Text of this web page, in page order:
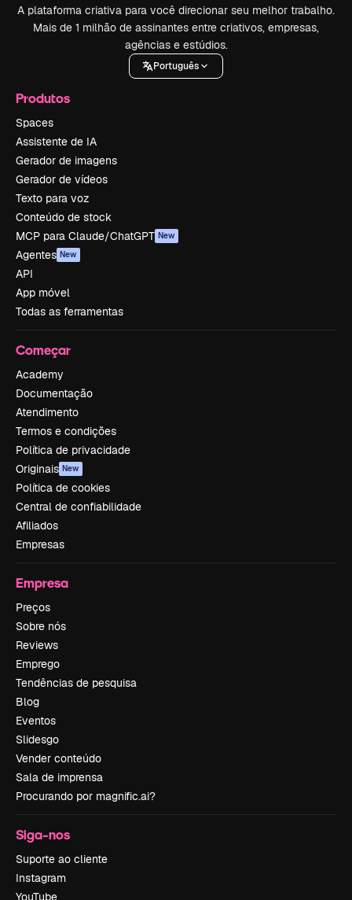
A plataforma criativa para você direcionar seu melhor trabalho.
Mais de 1 milhão de assinantes entre criativos, empresas,
agências e estúdios.
Português
Produtos
Spaces
Assistente de IA
Gerador de imagens
Gerador de vídeos
Texto para voz
Conteúdo de stock
MCP para Claude/ChatGPT New
Agentes New
API
App móvel
Todas as ferramentas
Começar
Academy
Documentação
Atendimento
Termos e condições
Política de privacidade
Originais New
Política de cookies
Central de confiabilidade
Afiliados
Empresas
Empresa
Preços
Sobre nós
Reviews
Emprego
Tendências de pesquisa
Blog
Eventos
Slidesgo
Vender conteúdo
Sala de imprensa
Procurando por magnific.ai?
Siga-nos
Suporte ao cliente
Instagram
YouTube